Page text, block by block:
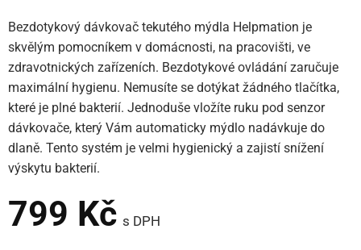
Bezdotykový dávkovač tekutého mýdla Helpmation je
skvělým pomocníkem v domácnosti, na pracovišti, ve
zdravotnických zařízeních. Bezdotykové ovládání zaručuje
maximální hygienu. Nemusíte se dotýkat žádného tlačítka,
které je plné bakterií. Jednoduše vložíte ruku pod senzor
dávkovače, který Vám automaticky mýdlo nadávkuje do
dlaně. Tento systém je velmi hygienický a zajistí snížení
výskytu bakterií.
799 Kč s DPH